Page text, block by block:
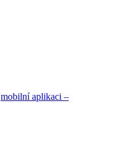
mobilní aplikaci –